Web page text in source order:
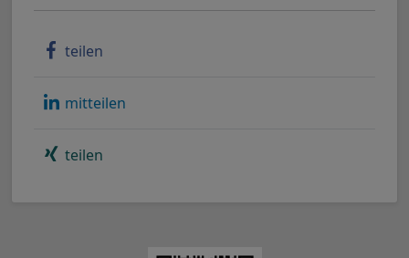
teilen
mitteilen
teilen